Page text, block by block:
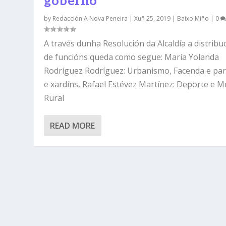
by Redacción A Nova Peneira |Xuñ 25, 2019 | Baixo Miño | 0
A través dunha Resolución da Alcaldía a
de funcións queda como segue: María Yolanda
Rodríguez Rodríguez: Urbanismo, Facenda e
e xardíns, Rafael Estévez Martínez: Deporte e
Rural
READ MORE